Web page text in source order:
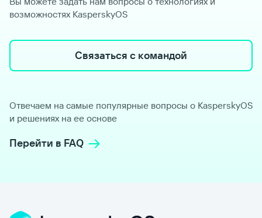
возможностях KasperskyOS
Связаться с командой
Отвечаем на самые популярные вопросы о KasperskyOS
и решениях на ее основе
Перейти в FAQ